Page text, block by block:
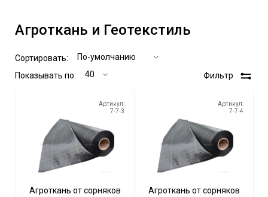
Агроткань и Геотекстиль
Сортировать:
Показывать по:
Фильтр
Артикул:
7-7-3
Агроткань от сорняков
Артикул:
7-7-4
Агроткань от сорняков